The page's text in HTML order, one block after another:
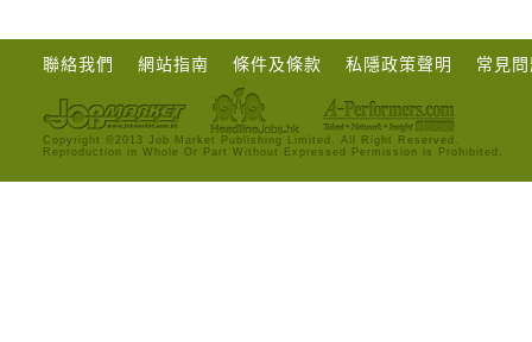
聯絡我們 網站指南 條件及條款 私隱政策聲明 常見
Copyright ©2013 Job Market Publishing Limited. All Right Reserved.
Reproduction in Whole Or Part Without Expressed Permission is Prohibited.